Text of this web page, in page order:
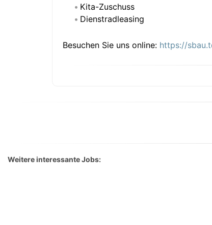
Kita-Zuschuss
Dienstradleasing
Besuchen Sie uns online: https://
Weitere interessante Jobs: